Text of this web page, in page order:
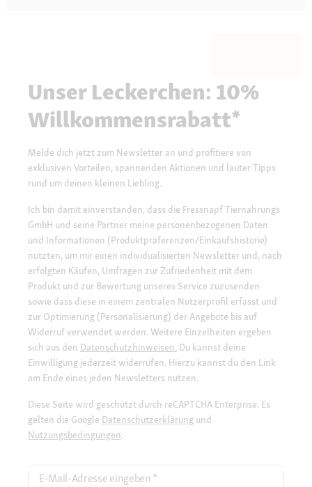
Unser Leckerchen: 10%
Willkommensrabatt*
Melde dich jetzt zum Newsletter an und profitiere von
exklusiven Vorteilen, spannenden Aktionen und lauter Tipps
rund um deinen kleinen Liebling.
Ich bin damit einverstanden, dass die Fressnapf Tiernahrungs
GmbH und seine Partner meine personenbezogenen Daten
und Informationen (Produktpräferenzen/Einkaufshistorie)
nutzten, um mir einen individualisierten Newsletter und, nach
erfolgten Käufen, Umfragen zur Zufriedenheit mit dem
Produkt und zur Bewertung unseres Service zuzusenden
sowie dass diese in einem zentralen Nutzerprofil erfasst und
zur Optimierung (Personalisierung) der Angebote bis auf
Widerruf verwendet werden. Weitere Einzelheiten ergeben
sich aus den Datenschutzhinweisen. Du kannst deine
Einwilligung jederzeit widerrufen. Hierzu kannst du den Link
am Ende eines jeden Newsletters nutzen.
Diese Seite wird geschützt durch reCAPTCHA Enterprise. Es
gelten die Google Datenschutzerklärung und
Nutzungsbedingungen.
E-Mail-Adresse eingeben *